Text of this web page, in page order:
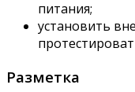
питания;
установить
Разметка